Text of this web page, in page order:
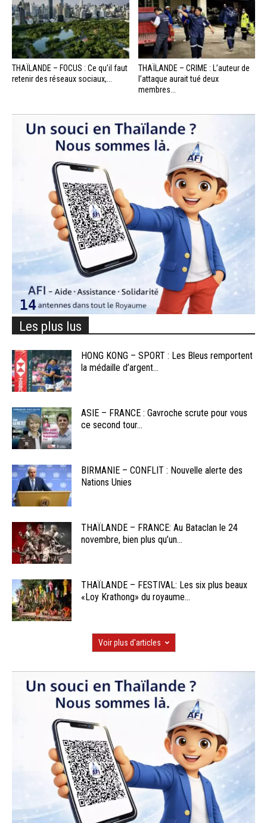
THAÏLANDE – FOCUS : Ce qu’il faut
retenir des réseaux sociaux,...
THAÏLANDE – CRIME : L’auteur de
l’attaque aurait tué deux
membres...
Les plus lus
HONG KONG – SPORT : Les Bleus remportent
la médaille d’argent...
ASIE – FRANCE : Gavroche scrute pour vous
ce second tour...
BIRMANIE – CONFLIT : Nouvelle alerte des
Nations Unies
THAÏLANDE – FRANCE: Au Bataclan le 24
novembre, bien plus qu’un...
THAÏLANDE – FESTIVAL: Les six plus beaux
«Loy Krathong» du royaume...
Voir plus d'articles